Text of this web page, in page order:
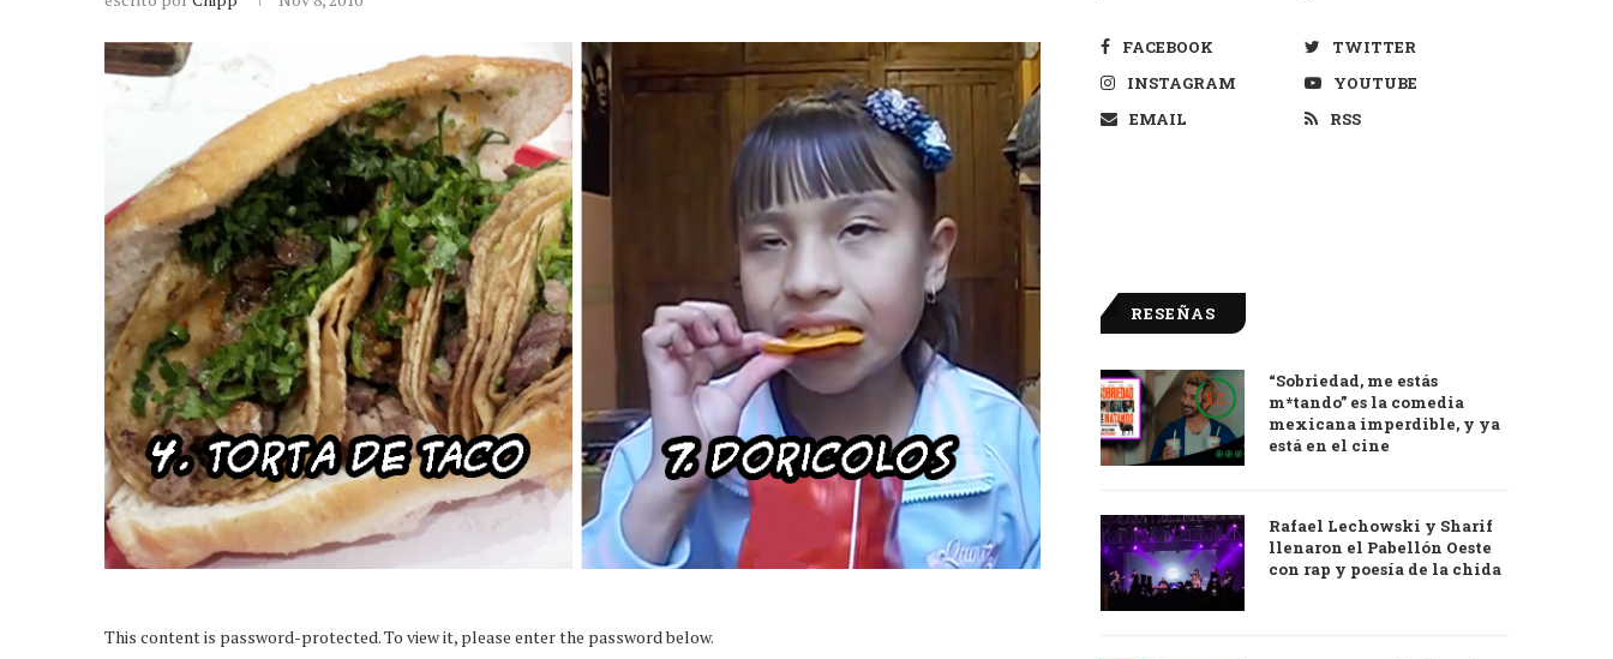
This content is password-protected. To view it, please enter the password below.
FACEBOOK
TWITTER
INSTAGRAM
YOUTUBE
EMAIL
RSS
RESEÑAS
9.0
“Sobriedad, me estás
m*tando” es la comedia
mexicana imperdible, y ya
está en el cine
Rafael Lechowski y Sharif
llenaron el Pabellón Oeste
con rap y poesía de la chida